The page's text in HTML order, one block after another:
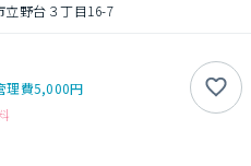
立野台３丁目16-7
理費5,000円